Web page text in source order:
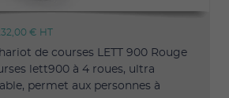
€ HT
de courses LETT 900 Rouge
lett900 à 4 roues, ultra
permet aux personnes à